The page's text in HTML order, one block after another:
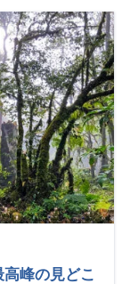
峰の見どこ